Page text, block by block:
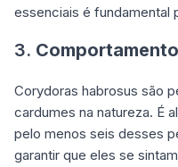
essenciais é fundamental
3.
Corydoras habrosus são
cardumes na natureza. É
pelo menos seis desses
garantir que eles se